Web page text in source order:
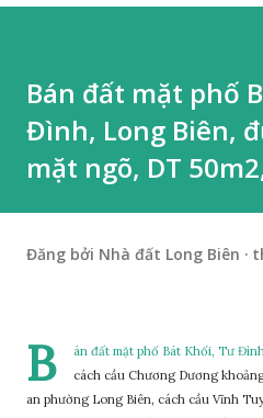
Bán đất mặt phố
Đình, Long Biên,
mặt ngõ, DT
Đăng bởi Nhà đất Long Biên
B
án đất mặt phố Bát Khối, Tư
cách cầu Chương Dương
an phường Long Biên, cách cầu Vĩnh